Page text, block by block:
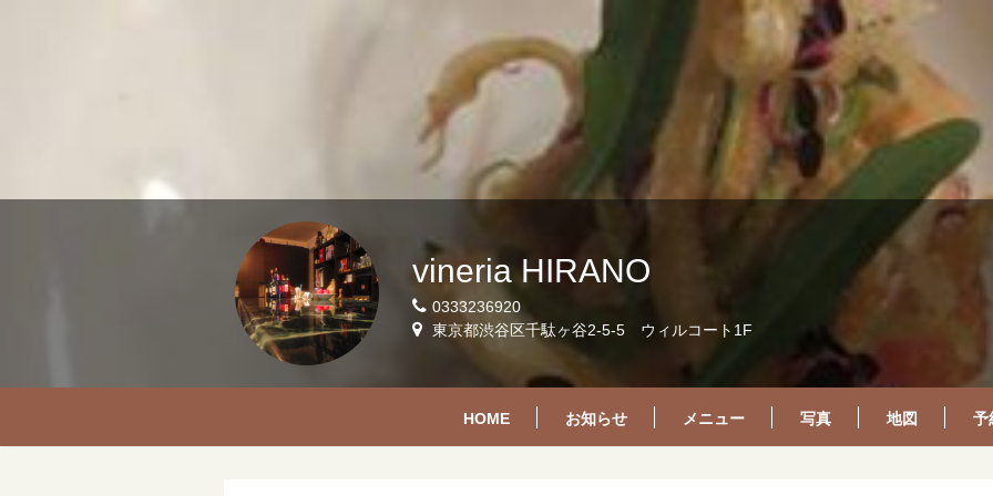
vineria HIRANO
0333236920
東京都渋谷区千駄ヶ谷2-5-5 ウィルコート1F
HOME お知らせ メニュー 写真 地図 予